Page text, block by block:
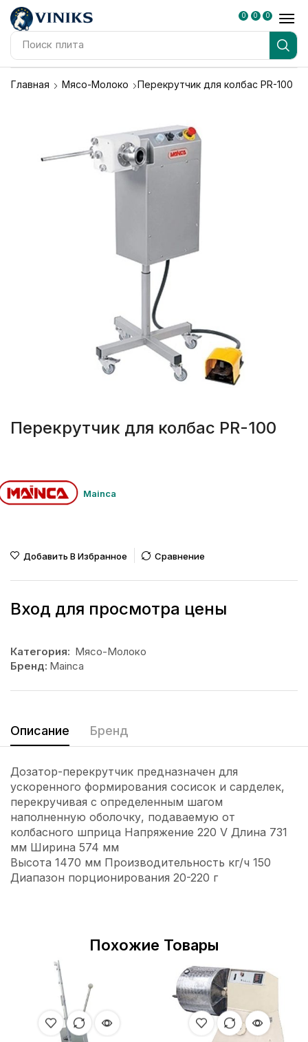
Поиск плита
0 0 0
Главная Мясо-Молоко Перекрутчик для колбас PR-100
Перекрутчик для колбас PR-100
Mainca
Добавить В Избранное Сравнение
Вход для просмотра цены
Категория: Мясо-Молоко
Бренд: Mainca
Описание Бренд
Дозатор-перекрутчик предназначен для
ускоренного формирования сосисок и сарделек,
перекручивая с определенным шагом
наполненную оболочку, подаваемую от
колбасного шприца Напряжение 220 V Длина 731
мм Ширина 574 мм
Высота 1470 мм Производительность кг/ч 150
Диапазон порционирования 20-220 г
Похожие Товары